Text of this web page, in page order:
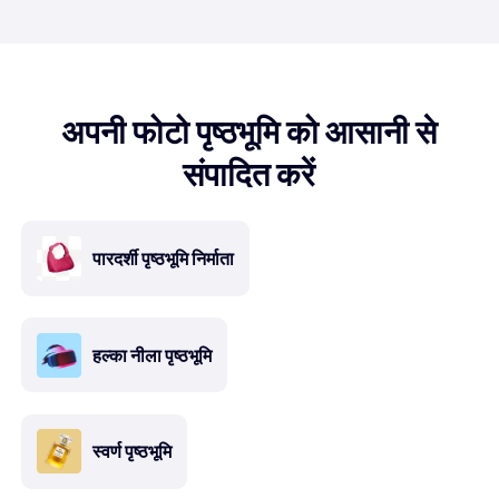
अपनी फोटो पृष्ठभूमि को आसानी से
संपादित करें
पारदर्शी पृष्ठभूमि निर्माता
हल्का नीला पृष्ठभूमि
स्वर्ण पृष्ठभूमि